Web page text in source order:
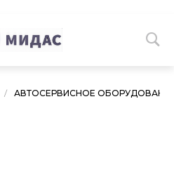
/ АВТОСЕРВИСНОЕ